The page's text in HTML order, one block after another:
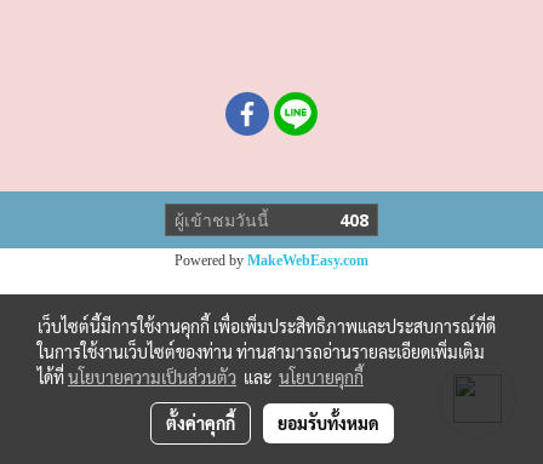
ผู้เข้าชมวันนี้ 408
Powered by MakeWebEasy.com
เว็บไซต์นี้มีการใช้งานคุกกี้ เพื่อเพิ่มประสิทธิภาพและประสบการณ์ที่ดี
ในการใช้งานเว็บไซต์ของท่าน ท่านสามารถอ่านรายละเอียดเพิ่มเติม
ได้ที่นโยบายความเป็นส่วนตัว และ นโยบายคุกกี้
ตั้งค่าคุกกี้ ยอมรับทั้งหมด